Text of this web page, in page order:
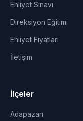
Ehliyet Sınavı
Direksiyon Eğitimi
Ehliyet Fiyatları
İletişim
İlçeler
Adapazarı